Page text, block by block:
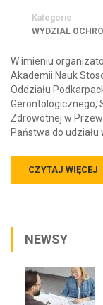
Kategorie
WYDZIAŁ
W imieniu
Akademii Nauk
Oddziału
Gerontologicznego,
Zdrowotnej w
Państwa do
CZYTAJ WIĘCEJ
NEWSY